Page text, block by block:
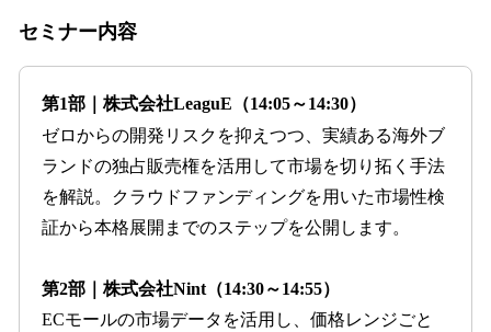
セミナー内容
第1部｜株式会社LeaguE（14:05～14:30）
ゼロからの開発リスクを抑えつつ、実績ある海外ブ
ランドの独占販売権を活用して市場を切り拓く手法
を解説。クラウドファンディングを用いた市場性検
証から本格展開までのステップを公開します。
第2部｜株式会社Nint（14:30～14:55）
ECモールの市場データを活用し、価格レンジごと